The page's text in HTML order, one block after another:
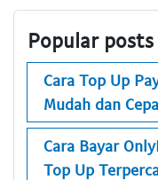
Popular posts
Cara Top Up
Mudah dan
Cara Bayar
Top Up